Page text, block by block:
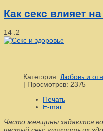
Как секс влияет
14 .2
Категория: Любовь и
| Просмотров: 2375
Печать
E-mail
Часто женщины задаются